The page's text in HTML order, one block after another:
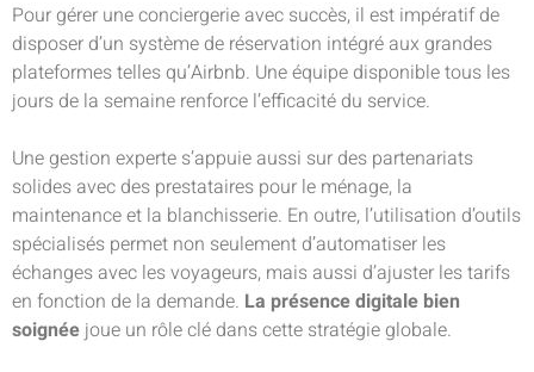
Pour gérer une conciergerie avec succès, il est impératif de
disposer d’un système de réservation intégré aux grandes
plateformes telles qu’Airbnb. Une équipe disponible tous les
jours de la semaine renforce l’efficacité du service.
Une gestion experte s’appuie aussi sur des partenariats
solides avec des prestataires pour le ménage, la
maintenance et la blanchisserie. En outre, l’utilisation d’outils
spécialisés permet non seulement d’automatiser les
échanges avec les voyageurs, mais aussi d’ajuster les tarifs
en fonction de la demande. La présence digitale bien
soignée joue un rôle clé dans cette stratégie globale.